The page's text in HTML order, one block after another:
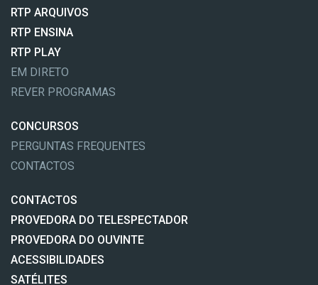
RTP ARQUIVOS
RTP ENSINA
RTP PLAY
EM DIRETO
REVER PROGRAMAS
CONCURSOS
PERGUNTAS FREQUENTES
CONTACTOS
CONTACTOS
PROVEDORA DO TELESPECTADOR
PROVEDORA DO OUVINTE
ACESSIBILIDADES
SATÉLITES